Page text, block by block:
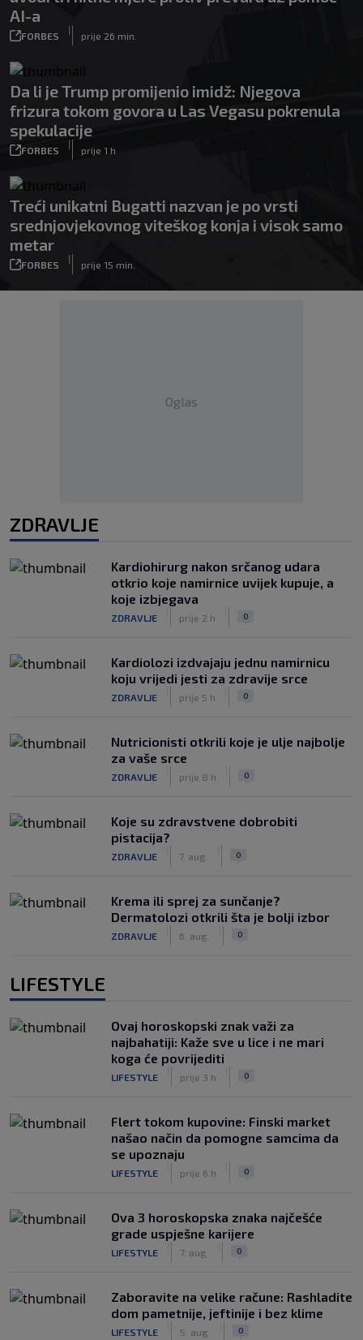
AI-a
FORBES
|
prije 26 min.
Da li je Trump promijenio imidž: Njegova
frizura tokom govora u Las Vegasu pokrenula
spekulacije
FORBES
|
prije 1 h
Treći unikatni Bugatti nazvan je po vrsti
srednjovjekovnog viteškog konja i visok samo
metar
FORBES
|
prije 15 min.
Oglas
ZDRAVLJE
Kardiohirurg nakon srčanog udara
otkrio koje namirnice uvijek kupuje, a
koje izbjegava
ZDRAVLJE prije 2 h 0
Kardiolozi izdvajaju jednu namirnicu
koju vrijedi jesti za zdravije srce
ZDRAVLJE prije 5 h 0
Nutricionisti otkrili koje je ulje najbolje
za vaše srce
ZDRAVLJE prije 8 h 0
Koje su zdravstvene dobrobiti
pistacija?
ZDRAVLJE 7. aug. 0
Krema ili sprej za sunčanje?
Dermatolozi otkrili šta je bolji izbor
ZDRAVLJE 6. aug. 0
LIFESTYLE
Ovaj horoskopski znak važi za
najbahatiji: Kaže sve u lice i ne mari
koga će povrijediti
LIFESTYLE prije 3 h 0
Flert tokom kupovine: Finski market
našao način da pomogne samcima da
se upoznaju
LIFESTYLE prije 6 h 0
Ova 3 horoskopska znaka najčešće
grade uspješne karijere
LIFESTYLE 7. aug. 0
Zaboravite na velike račune: Rashladite
dom pametnije, jeftinije i bez klime
LIFESTYLE 5. aug. 0